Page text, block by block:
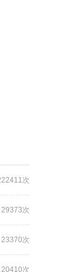
次
29373次
23370次
20410次